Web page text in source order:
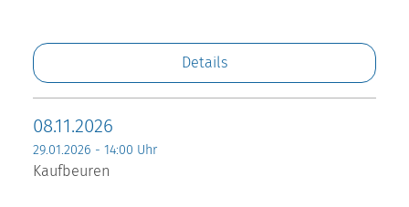
Details
08.11.2026
29.01.2026 - 14:00 Uhr
Kaufbeuren